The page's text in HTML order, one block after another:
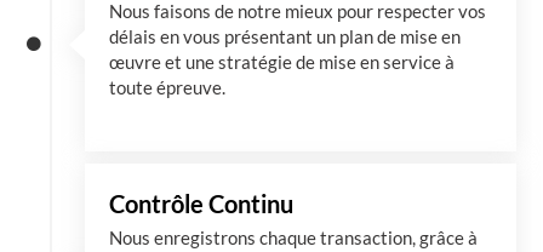
Nous faisons de notre mieux pour respecter vos
délais en vous présentant un plan de mise en
œuvre et une stratégie de mise en service à
toute épreuve.
Contrôle Continu
Nous enregistrons chaque transaction, grâce à